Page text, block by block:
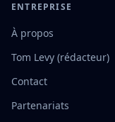
ENTREPRISE
À propos
Tom Levy (rédacteur)
Contact
Partenariats